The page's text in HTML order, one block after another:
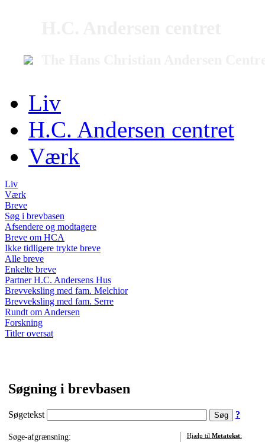
Liv
H.C. Andersen centret
Værk
Liv
Værk
Breve
Søg i brevbasen
Afsendere og modtagere
Breve om HCA
Ikke tidligere trykte breve
Alle breve
Enkelte breve
Partner H.C. Andersens Hus
Brevveksling med fam. Melchior
Brevveksling med fam. Serre
Rundt om Andersen
Forskning
Titler oversat
Søgning i brevbasen
Søgetekst ?
Søge-afgrænsning:
Hjælp til Metatekst: